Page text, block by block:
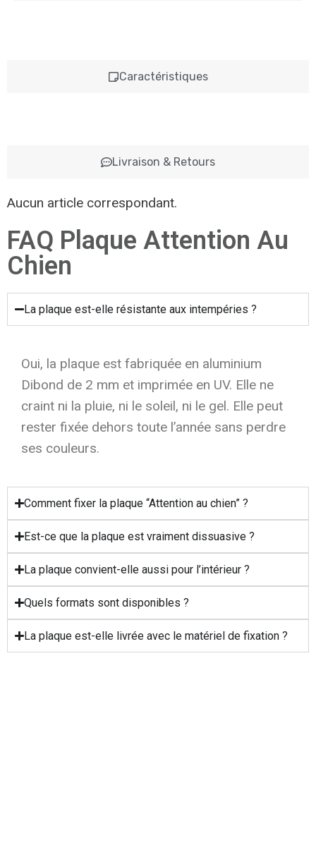
Caractéristiques
Livraison & Retours
Aucun article correspondant.
FAQ Plaque Attention Au
Chien
La plaque est-elle résistante aux intempéries ?
Oui, la plaque est fabriquée en aluminium
Dibond de 2 mm et imprimée en UV. Elle ne
craint ni la pluie, ni le soleil, ni le gel. Elle peut
rester fixée dehors toute l’année sans perdre
ses couleurs.
Comment fixer la plaque “Attention au chien” ?
Est-ce que la plaque est vraiment dissuasive ?
La plaque convient-elle aussi pour l’intérieur ?
Quels formats sont disponibles ?
La plaque est-elle livrée avec le matériel de fixation ?